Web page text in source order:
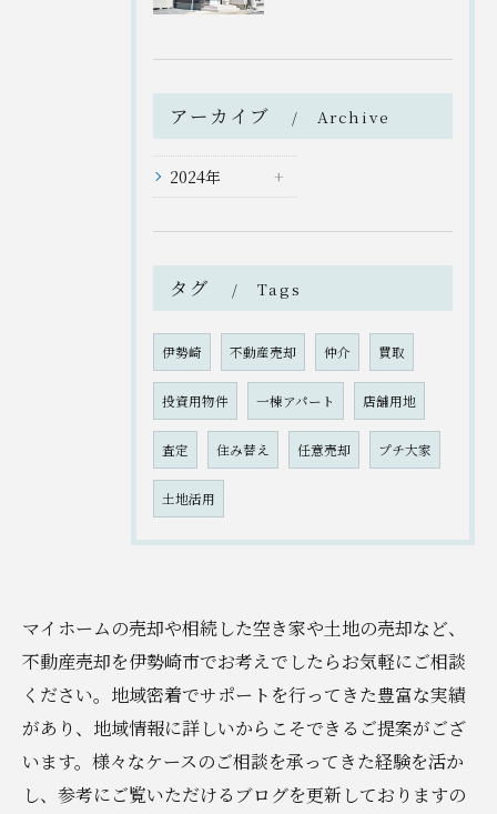
アーカイブ Archive
2024年
タグ Tags
伊勢崎 不動産売却 仲介 買取
投資用物件 一棟アパート 店舗用地
査定 住み替え 任意売却 プチ大家
土地活用
マイホームの売却や相続した空き家や土地の売却など、
不動産売却を伊勢崎市でお考えでしたらお気軽にご相談
ください。地域密着でサポートを行ってきた豊富な実績
があり、地域情報に詳しいからこそできるご提案がござ
います。様々なケースのご相談を承ってきた経験を活か
し、参考にご覧いただけるブログを更新しておりますの